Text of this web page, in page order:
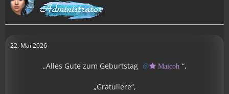
22. Mai 2026
„Alles Gute zum Geburtstag Maicoh “,
„Gratuliere“,